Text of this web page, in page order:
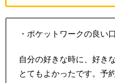
・ポケットワークの良い
自分の好きな時に、好き
とてもよかったです。予